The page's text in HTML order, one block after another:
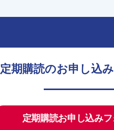
定期購読のお申し込
定期購読お申し込み